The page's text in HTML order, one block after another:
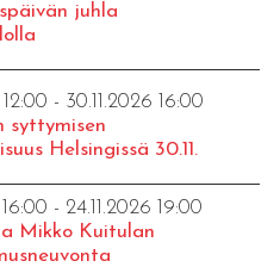
juhla
- 30.11.2026 16:00
syttymisen
Helsingissä 30.11.
- 24.11.2026 19:00
Mikko Kuitulan